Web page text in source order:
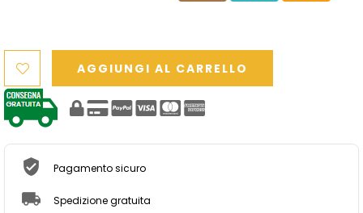
AGGIUNGI AL CARRELLO
Pagamento sicuro
Spedizione gratuita